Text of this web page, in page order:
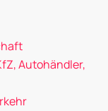
Autohändler,